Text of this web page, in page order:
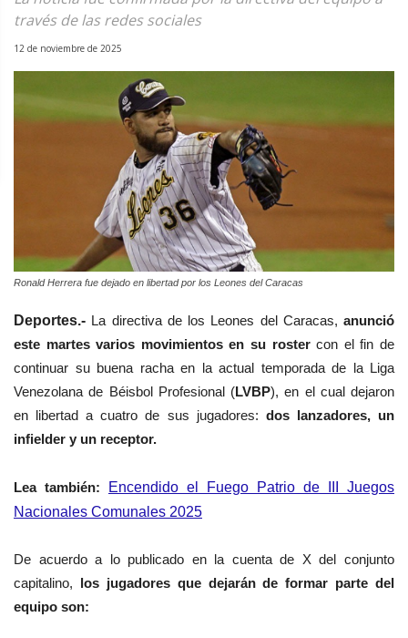
través de las redes sociales
12 de noviembre de 2025
Ronald Herrera fue dejado en libertad por los Leones del Caracas
Deportes.- La directiva de los Leones del Caracas, anunció
este martes varios movimientos en su rostercon el fin de
continuar su buena racha en la actual temporada de la Liga
Venezolana de Béisbol Profesional (LVBP), en el cual dejaron
en libertad a cuatro de sus jugadores: dos lanzadores, un
infielder y un receptor.
Lea también:
Encendido el Fuego Patrio de III Juegos
Nacionales Comunales 2025
De acuerdo a lo publicado en la cuenta de X del conjunto
capitalino, los jugadores que dejarán de formar parte del
equipo son: